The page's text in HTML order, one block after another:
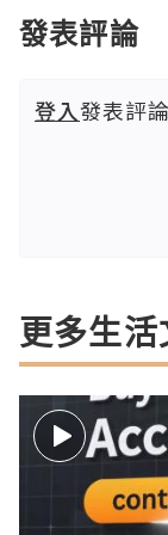
發表評論
登入發表評論
更多生